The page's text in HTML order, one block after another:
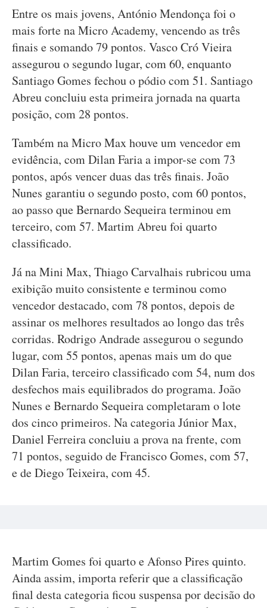
Entre os mais jovens, António Mendonça foi o
mais forte na Micro Academy, vencendo as três
finais e somando 79 pontos. Vasco Cró Vieira
assegurou o segundo lugar, com 60, enquanto
Santiago Gomes fechou o pódio com 51. Santiago
Abreu concluiu esta primeira jornada na quarta
posição, com 28 pontos.
Também na Micro Max houve um vencedor em
evidência, com Dilan Faria a impor-se com 73
pontos, após vencer duas das três finais. João
Nunes garantiu o segundo posto, com 60 pontos,
ao passo que Bernardo Sequeira terminou em
terceiro, com 57. Martim Abreu foi quarto
classificado.
Já na Mini Max, Thiago Carvalhais rubricou uma
exibição muito consistente e terminou como
vencedor destacado, com 78 pontos, depois de
assinar os melhores resultados ao longo das três
corridas. Rodrigo Andrade assegurou o segundo
lugar, com 55 pontos, apenas mais um do que
Dilan Faria, terceiro classificado com 54, num dos
desfechos mais equilibrados do programa. João
Nunes e Bernardo Sequeira completaram o lote
dos cinco primeiros. Na categoria Júnior Max,
Daniel Ferreira concluiu a prova na frente, com
71 pontos, seguido de Francisco Gomes, com 57,
e de Diego Teixeira, com 45.
Martim Gomes foi quarto e Afonso Pires quinto.
Ainda assim, importa referir que a classificação
final desta categoria ficou suspensa por decisão do